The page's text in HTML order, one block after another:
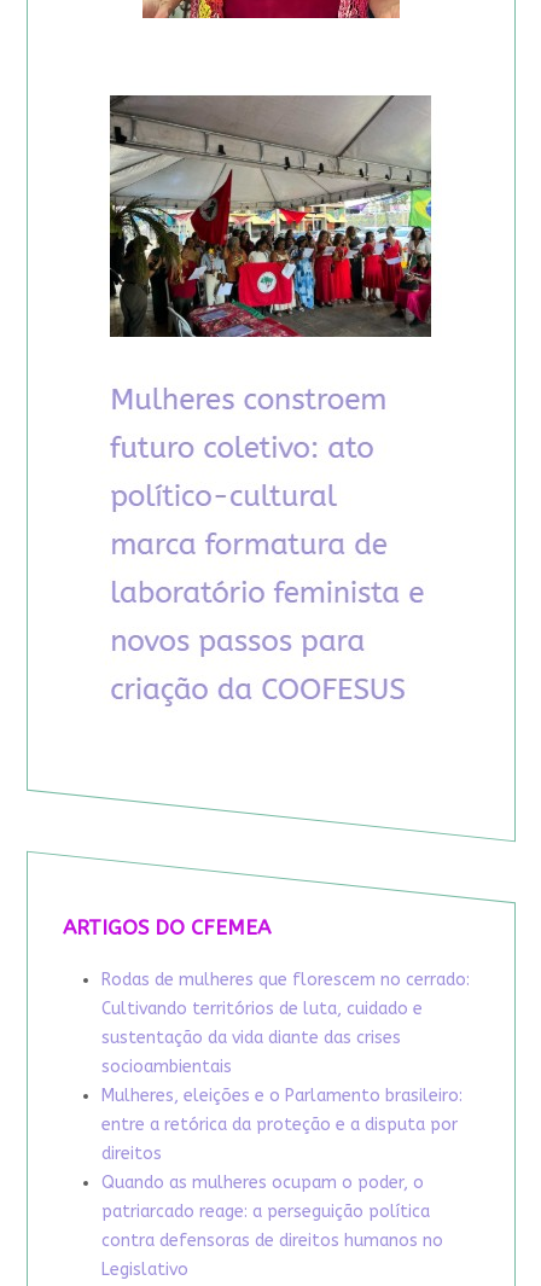
ARTIGOS DO CFEMEA
Rodas de mulheres que florescem no cerrado:
Cultivando territórios de luta, cuidado e
sustentação da vida diante das crises
socioambientais
Mulheres, eleições e o Parlamento brasileiro:
entre a retórica da proteção e a disputa por
direitos
Quando as mulheres ocupam o poder, o
patriarcado reage: a perseguição política
contra defensoras de direitos humanos no
Legislativo